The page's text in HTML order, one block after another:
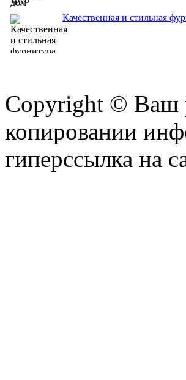
Качественная и стильная
Copyright © Ваш
копировании
гиперссылка на